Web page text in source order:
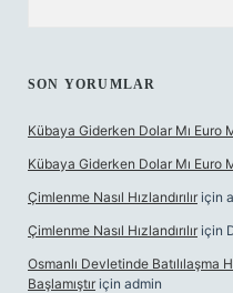
SON YORUMLAR
Kübaya Giderken Dolar Mı Euro
Kübaya Giderken Dolar Mı Euro
Çimlenme Nasıl Hızlandırılır için
Çimlenme Nasıl Hızlandırılır için
Osmanlı Devletinde
Başlamıştır için admin